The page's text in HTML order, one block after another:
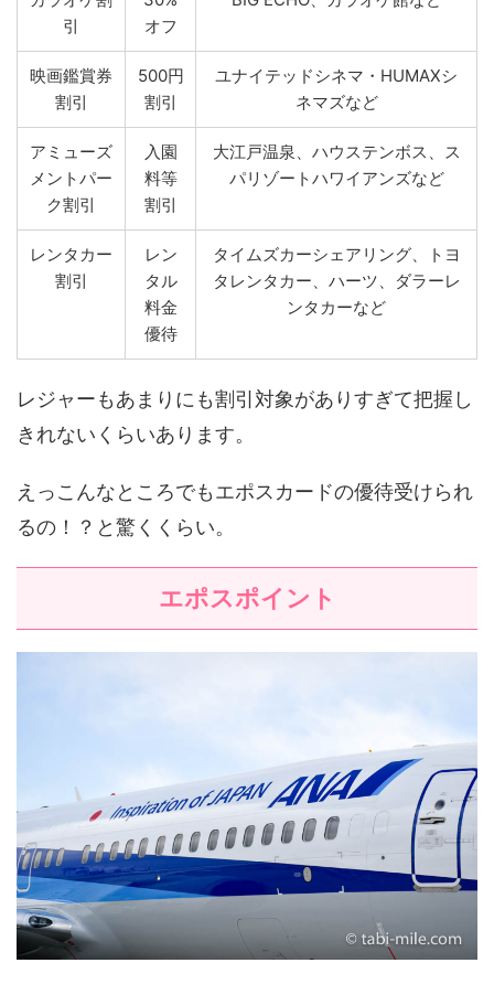
引
オフ
映画鑑賞券
割引
500円
割引
ユナイテッドシネマ・HUMAXシ
ネマズなど
アミューズ
メントパー
ク割引
入園
料等
割引
大江戸温泉、ハウステンボス、ス
パリゾートハワイアンズなど
レンタカー
割引
レン
タル
料金
優待
タイムズカーシェアリング、トヨ
タレンタカー、ハーツ、ダラーレ
ンタカーなど
レジャーもあまりにも割引対象がありすぎて把握し
きれないくらいあります。
えっこんなところでもエポスカードの優待受けられ
るの！？と驚くくらい。
エポスポイント